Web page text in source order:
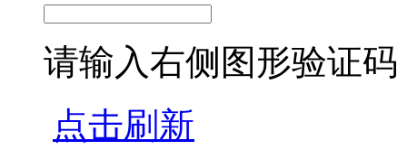
请输入右侧图形验证码
点击刷新